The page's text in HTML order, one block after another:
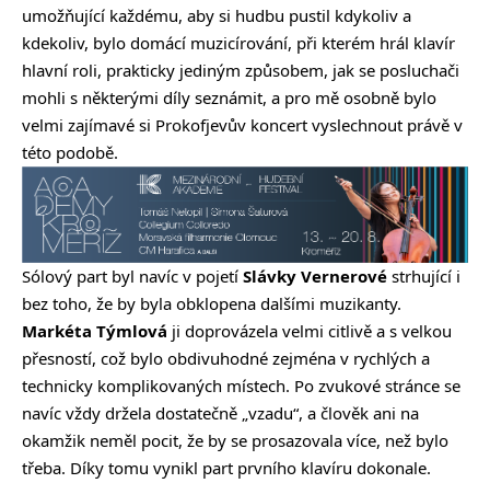
umožňující každému, aby si hudbu pustil kdykoliv a
kdekoliv, bylo domácí muzicírování, při kterém hrál klavír
hlavní roli, prakticky jediným způsobem, jak se posluchači
mohli s některými díly seznámit, a pro mě osobně bylo
velmi zajímavé si Prokofjevův koncert vyslechnout právě v
této podobě.
Sólový part byl navíc v pojetí Slávky Vernerové strhující i
bez toho, že by byla obklopena dalšími muzikanty.
Markéta Týmlová ji doprovázela velmi citlivě a s velkou
přesností, což bylo obdivuhodné zejména v rychlých a
technicky komplikovaných místech. Po zvukové stránce se
navíc vždy držela dostatečně „vzadu“, a člověk ani na
okamžik neměl pocit, že by se prosazovala více, než bylo
třeba. Díky tomu vynikl part prvního klavíru dokonale.